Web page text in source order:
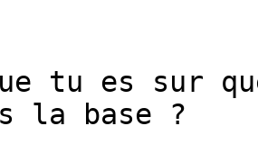
tu es sur
la base ?